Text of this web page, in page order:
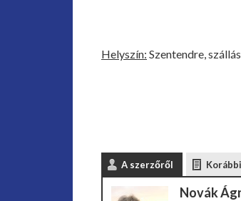
Helyszín: Szentendre,
A szerzőről
Novák